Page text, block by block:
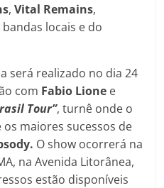
,Vital Remains,
locais e do
será realizado no dia 24
com Fabio Lione e
Tour”, turnê onde o
os maiores sucessos de
O show ocorrerá na
na Avenida Litorânea,
estão disponíveis